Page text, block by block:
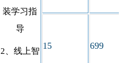
装学习指
导
2、线上智
15 699